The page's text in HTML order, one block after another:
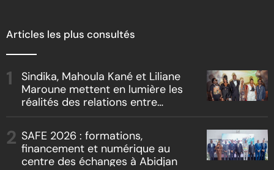
Articles les plus consultés
Sindika, Mahoula Kané et Liliane
Maroune mettent en lumière les
réalités des relations entre
« Boss vs Boss »
SAFE 2026 : formations,
financement et numérique au
centre des échanges à Abidjan